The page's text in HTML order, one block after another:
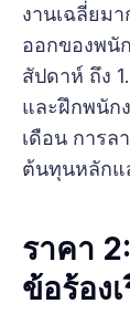
งานเฉลี่ยม
ออกของพนั
สัปดาห์ ถึง
และฝึกพนัก
เดือน การ
ต้นทุนหลักแ
ราคา
ข้อร้อง